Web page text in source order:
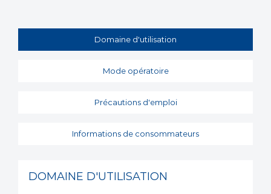
Domaine d'utilisation
Mode opératoire
Précautions d'emploi
Informations de consommateurs
DOMAINE D'UTILISATION